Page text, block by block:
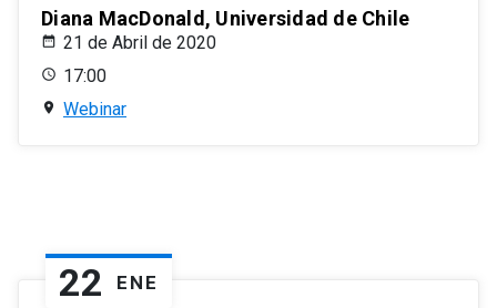
Diana MacDonald, Universidad de Chile
21 de Abril de 2020
17:00
Webinar
22 ENE